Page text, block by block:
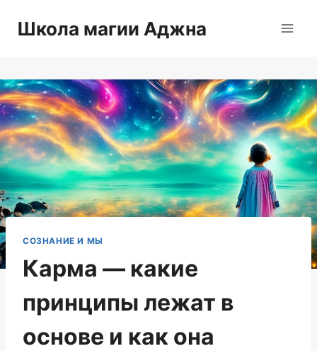
Школа магии Аджна
СОЗНАНИЕ И МЫ
Карма — какие
принципы лежат в
основе и как она